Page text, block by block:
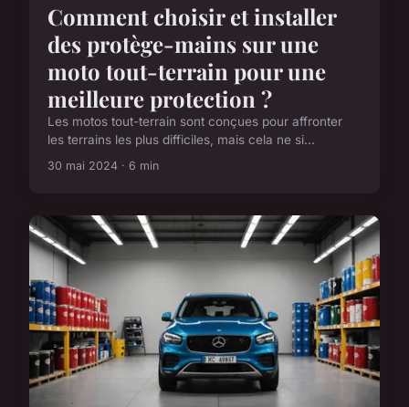
Comment choisir et installer
des protège-mains sur une
moto tout-terrain pour une
meilleure protection ?
Les motos tout-terrain sont conçues pour affronter
les terrains les plus difficiles, mais cela ne si...
30 mai 2024 · 6 min